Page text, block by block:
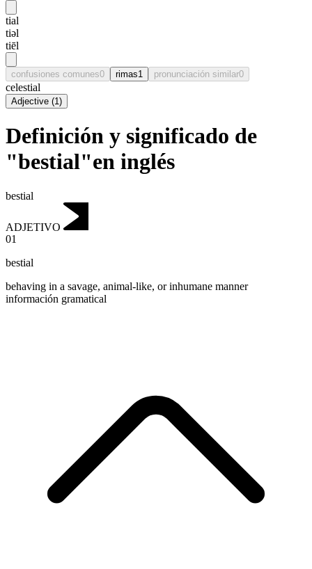
tial
tiəl
tiēl
confusiones comunes0 rimas1 pronunciación similar0
celestial
Adjective (1)
Definición y significado de
"bestial"en inglés
bestial
ADJETIVO
01
bestial
behaving in a savage, animal-like, or inhumane manner
información gramatical